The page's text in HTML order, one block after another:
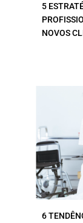
5
NOVOS
6